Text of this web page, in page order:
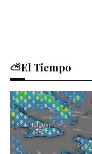
⛅El Tiempo